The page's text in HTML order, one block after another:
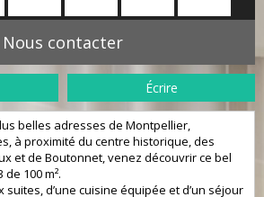
Nous contacter
Écrire
belles adresses de Montpellier,
à proximité du centre historique, des
et de Boutonnet, venez découvrir ce bel
100 m².
suites, d’une cuisine équipée et d’un séjour